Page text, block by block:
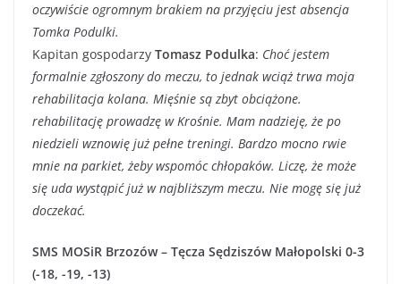
oczywiście ogromnym brakiem na przyjęciu jest absencja
Tomka Podulki.
Kapitan gospodarzy Tomasz Podulka: Choć jestem
formalnie zgłoszony do meczu, to jednak wciąż trwa moja
rehabilitacja kolana. Mięśnie są zbyt obciążone.
rehabilitację prowadzę w Krośnie. Mam nadzieję, że po
niedzieli wznowię już pełne treningi. Bardzo mocno rwie
mnie na parkiet, żeby wspomóc chłopaków. Liczę, że może
się uda wystąpić już w najbliższym meczu. Nie mogę się już
doczekać.
SMS MOSiR Brzozów – Tęcza Sędziszów Małopolski 0-3
(-18, -19, -13)